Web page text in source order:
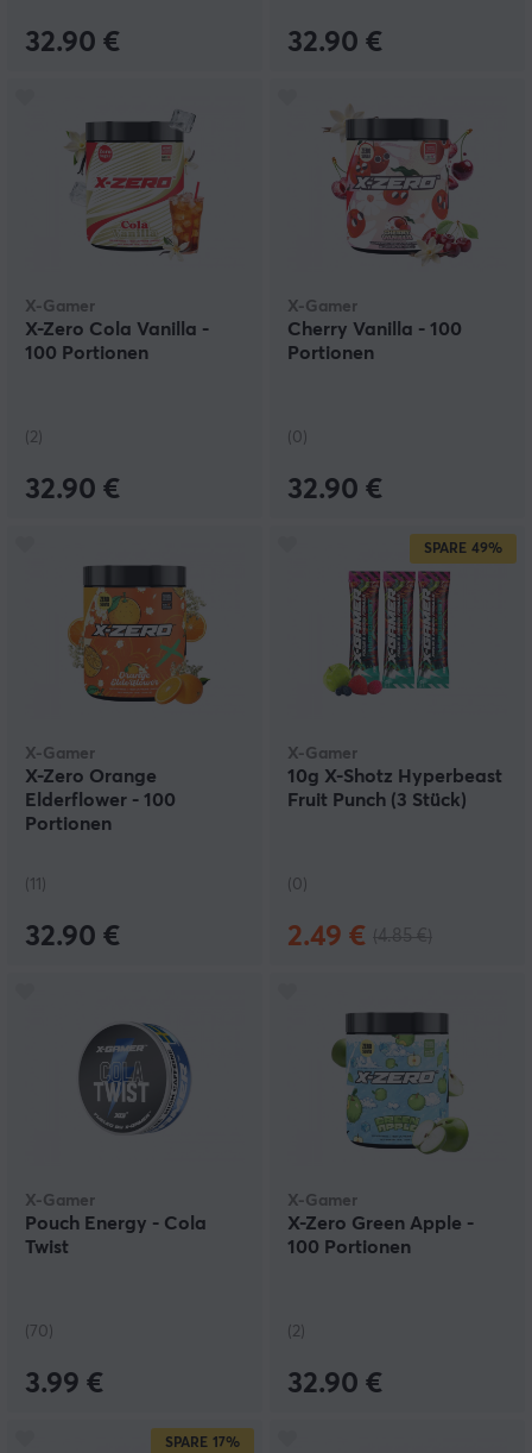
32.90 € 32.90 €
X-Gamer
X-Zero Cola Vanilla -
100 Portionen
(2)
32.90 €
X-Gamer
Cherry Vanilla - 100
Portionen
(0)
32.90 €
X-Gamer
X-Zero Orange
Elderflower - 100
Portionen
(11)
32.90 €
SPARE 49%
X-Gamer
10g X-Shotz Hyperbeast
Fruit Punch (3 Stück)
(0)
2.49 €
X-Gamer
Pouch Energy - Cola
Twist
(70)
3.99 €
X-Gamer
X-Zero Green Apple -
100 Portionen
(2)
32.90 €
SPARE 17%